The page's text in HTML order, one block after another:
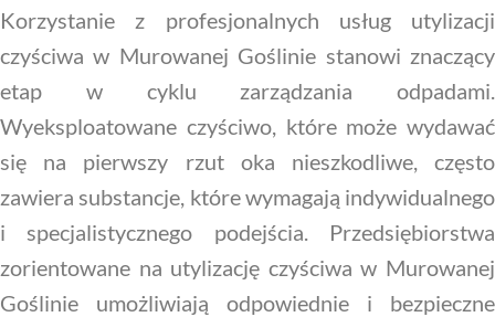
Korzystanie z profesjonalnych usług utylizacji
czyściwa w Murowanej Goślinie stanowi znaczący
etap w cyklu zarządzania odpadami.
Wyeksploatowane czyściwo, które może wydawać
się na pierwszy rzut oka nieszkodliwe, często
zawiera substancje, które wymagają indywidualnego
i specjalistycznego podejścia. Przedsiębiorstwa
zorientowane na utylizację czyściwa w Murowanej
Goślinie umożliwiają odpowiednie i bezpieczne